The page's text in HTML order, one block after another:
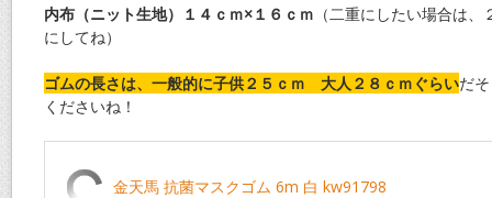
内布（ニット生地）１４ｃｍ×１６ｃｍ （二重にしたい場合は
にしてね）
ゴムの長さは、一般的に子供２５ｃｍ 大人２８ｃｍぐらいだ
くださいね！
金天馬 抗菌マスクゴム 6m 白 kw91798